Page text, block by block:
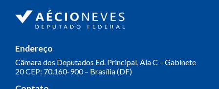
Endereço
Câmara dos Deputados Ed. Principal, Ala C – Gabinete
20CEP: 70.160-900 – Brasília (DF)